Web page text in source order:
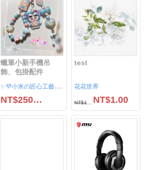
蠟筆小新手機吊
飾、包掛配件
✨
💜小米の匠心工藝✨💜
NT$250.00
test
花花世界
NT$1000.00 NT$1.00